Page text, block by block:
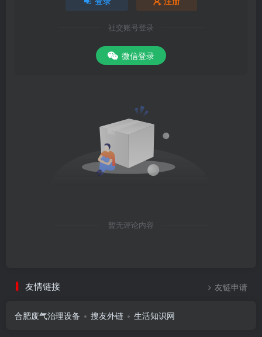
社交账号登录
微信登录
暂无评论内容
友情链接 友链申请
合肥废气治理设备 搜友外链 生活知识网